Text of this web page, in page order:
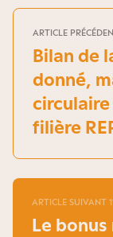
ARTICLE
Bilan de
donné,
filière
ARTICLE SUIVANT
Le